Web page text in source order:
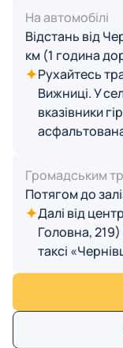
На автомобілі
Відстань від
км (1 година
Рухайтесь
Вижниці. У
вказівники
Громадським
Потягом до
Далі від
Головна,
таксі